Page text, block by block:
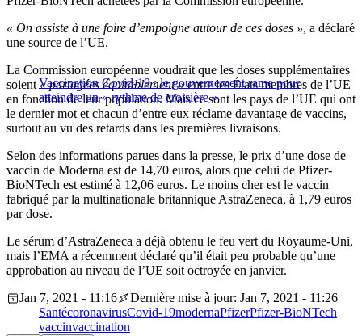
« On assiste à une foire d’empoigne autour de ces doses », a déclaré
une source de l’UE.
Vaccination Covid-19 : le gouvernement rame pour
atteindre un « rythme de croisière »
La Commission européenne voudrait que les doses supplémentaires
soient « partagées équitablement »entre les États membres de l’UE
en fonction de leur population. Mais ce sont les pays de l’UE qui ont
le dernier mot et chacun d’entre eux réclame davantage de vaccins,
surtout au vu des retards dans les premières livraisons.
Selon des informations parues dans la presse, le prix d’une dose de
vaccin de Moderna est de 14,70 euros, alors que celui de Pfizer-
BioNTech est estimé à 12,06 euros. Le moins cher est le vaccin
fabriqué par la multinationale britannique AstraZeneca, à 1,79 euros
par dose.
Le sérum d’AstraZeneca a déjà obtenu le feu vert du Royaume-Uni,
mais l’EMA a récemment déclaré qu’il était peu probable qu’une
approbation au niveau de l’UE soit octroyée en janvier.
Jan 7, 2021 - 11:16
Dernière mise à jour: Jan 7, 2021 - 11:26
SantécoronavirusCovid-19modernaPfizerPfizer-BioNTech
vaccinvaccination